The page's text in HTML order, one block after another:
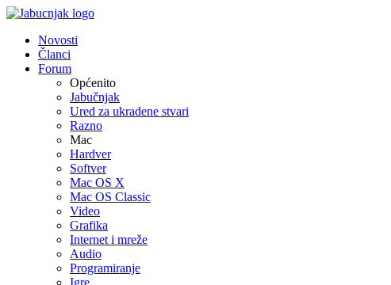
Novosti
Članci
Forum
Općenito
Jabučnjak
Ured za ukradene stvari
Razno
Mac
Hardver
Softver
Mac OS X
Mac OS Classic
Video
Grafika
Internet i mreže
Audio
Programiranje
Igre